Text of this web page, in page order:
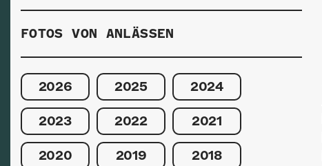
FOTOS VON ANLÄSSEN
2026 2025 2024
2023 2022 2021
2020 2019 2018